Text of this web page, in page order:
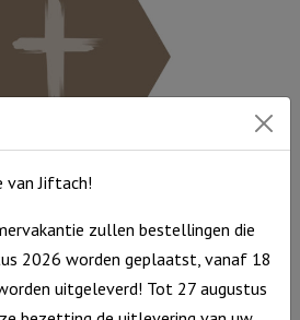
aantal
Muurcirkel
Honingraat
van Jiftach!
zullen bestellingen die
2026 worden geplaatst, vanaf 18
uitgeleverd! Tot 27 augustus